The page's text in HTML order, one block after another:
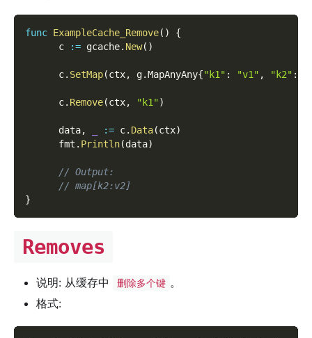
func ExampleCache_Remove( )
{
      c
:= gcache. New( )
      c
. SetMap(ctx, g.MapAnyAny{"k1" : "v1" , "k2" :
      c
. Remove(ctx, "k1")
      data
, := c. Data(ctx)
      fmt
. Println(data)
// Output:
// map[k2:v2]
}
Removes
说明: 从缓存中 删除多个键 。
格式: